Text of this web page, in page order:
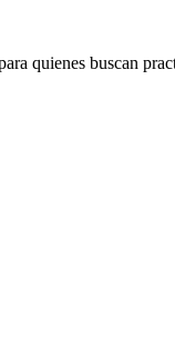
quienes buscan